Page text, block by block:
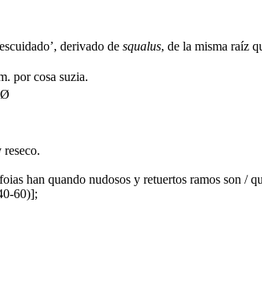
derivado de squalus, de la misma raíz
por cosa suzia.
Ø
reseco.
han quando nudosos y retuertos ramos son /
60)];